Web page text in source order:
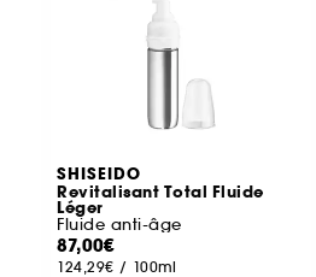
SHISEIDO
Revitalisant Total Fluide
Léger
Fluide anti-âge
87,00€
124,29€ / 100ml